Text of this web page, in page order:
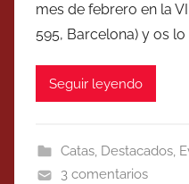
mes de febrero en la
595, Barcelona) y os lo
Seguir leyendo
Catas, Destacados,
3 comentarios